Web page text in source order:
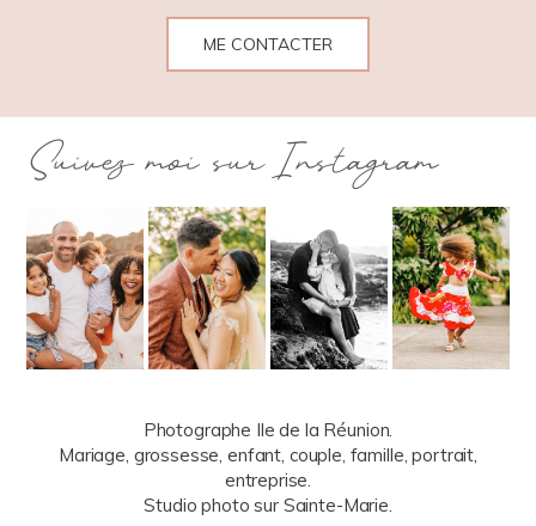
ME CONTACTER
Suivez moi sur Instagram
Photographe Ile de la Réunion.
Mariage, grossesse, enfant, couple, famille, portrait,
entreprise.
Studio photo sur Sainte-Marie.